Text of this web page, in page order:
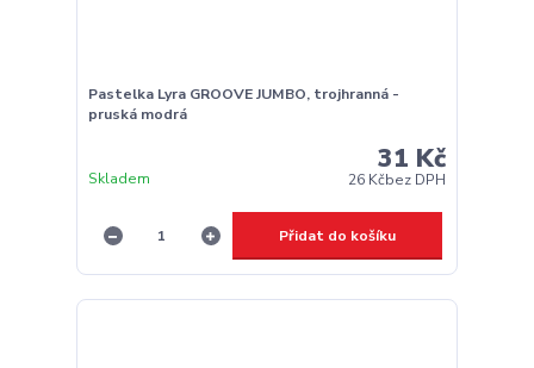
Pastelka Lyra GROOVE JUMBO, trojhranná -
pruská modrá
31 Kč
26 Kčbez DPH
Skladem
Přidat do košíku